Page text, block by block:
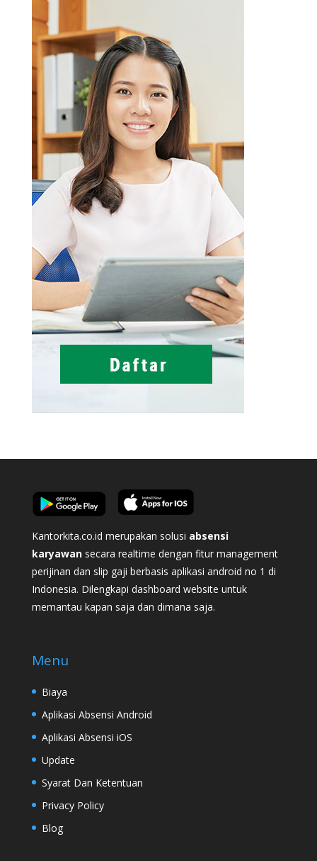
Kantorkita.co.id merupakan solusi absensi
karyawan secara realtime dengan fitur management
perijinan dan slip gaji berbasis aplikasi android no 1 di
Indonesia. Dilengkapi dashboard website untuk
memantau kapan saja dan dimana saja.
Menu
Biaya
Aplikasi Absensi Android
Aplikasi Absensi iOS
Update
Syarat Dan Ketentuan
Privacy Policy
Blog